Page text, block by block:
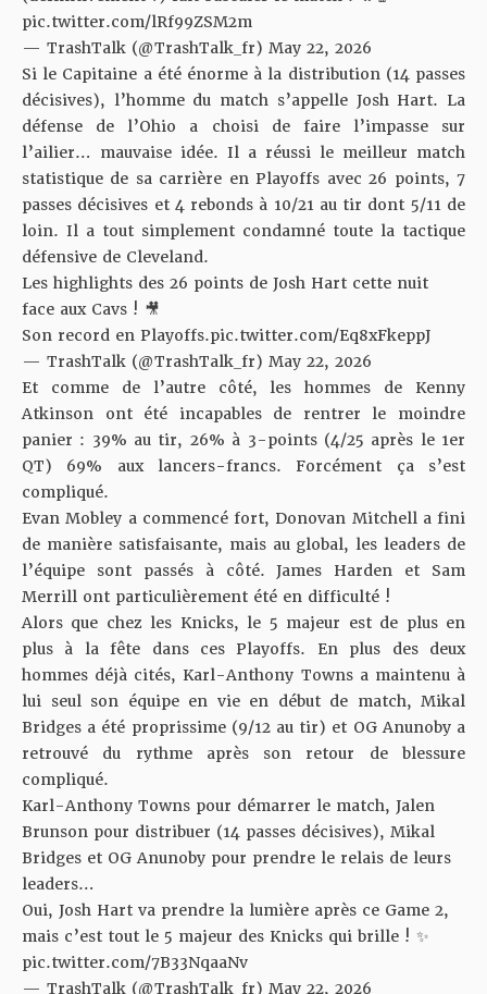
pic.twitter.com/lRf99ZSM2m
— TrashTalk (@TrashTalk_fr) May 22, 2026
Si le Capitaine a été énorme à la distribution (14 passes
décisives), l’homme du match s’appelle Josh Hart. La
défense de l’Ohio a choisi de faire l’impasse sur
l’ailier… mauvaise idée. Il a réussi le meilleur match
statistique de sa carrière en Playoffs avec 26 points, 7
passes décisives et 4 rebonds à 10/21 au tir dont 5/11 de
loin. Il a tout simplement condamné toute la tactique
défensive de Cleveland.
Les highlights des 26 points de Josh Hart cette nuit
face aux Cavs ! 🎥
Son record en Playoffs.pic.twitter.com/Eq8xFkeppJ
— TrashTalk (@TrashTalk_fr) May 22, 2026
Et comme de l’autre côté, les hommes de Kenny
Atkinson ont été incapables de rentrer le moindre
panier : 39% au tir, 26% à 3-points (4/25 après le 1er
QT) 69% aux lancers-francs. Forcément ça s’est
compliqué.
Evan Mobley a commencé fort, Donovan Mitchell a fini
de manière satisfaisante, mais au global, les leaders de
l’équipe sont passés à côté. James Harden et Sam
Merrill ont particulièrement été en difficulté !
Alors que chez les Knicks, le 5 majeur est de plus en
plus à la fête dans ces Playoffs. En plus des deux
hommes déjà cités, Karl-Anthony Towns a maintenu à
lui seul son équipe en vie en début de match, Mikal
Bridges a été proprissime (9/12 au tir) et OG Anunoby a
retrouvé du rythme après son retour de blessure
compliqué.
Karl-Anthony Towns pour démarrer le match, Jalen
Brunson pour distribuer (14 passes décisives), Mikal
Bridges et OG Anunoby pour prendre le relais de leurs
leaders…
Oui, Josh Hart va prendre la lumière après ce Game 2,
mais c’est tout le 5 majeur des Knicks qui brille ! ✨
pic.twitter.com/7B33NqaaNv
— TrashTalk (@TrashTalk_fr) May 22, 2026